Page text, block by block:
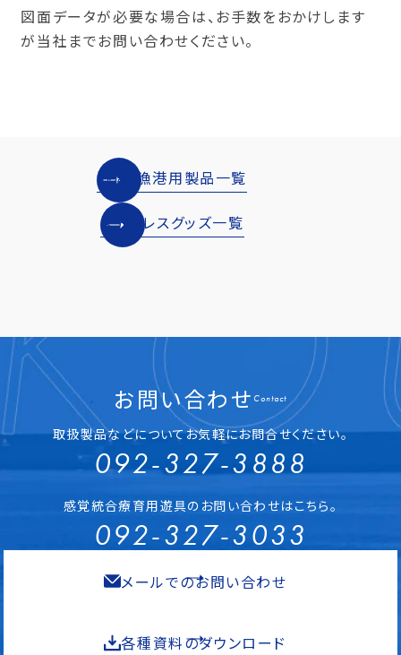
図面データが必要な場合は、お手数をおかけします
が当社までお問い合わせください。
港湾・漁港用製品一覧
ステンレスグッズ一覧
お問い合わせ Contact
取扱製品などについてお気軽にお問合せください。
092-327-3888
感覚統合療育用遊具のお問い合わせはこちら。
092-327-3033
メールでのお問い合わせ
各種資料のダウンロード